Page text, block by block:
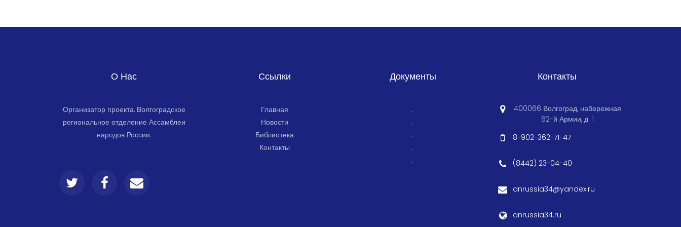
О Нас
Организатор проекта, Волгоградское
региональное отделение Ассамблеи
народов России.
Ссылки
Главная
Новости
Библиотека
Контакты
Документы
.
.
.
.
.
Контакты
400066 Волгоград, набережная
62-й Армии, д. 1
8-902-362-71-47
(8442) 23-04-40
anrussia34@yandex.ru
anrussia34.ru